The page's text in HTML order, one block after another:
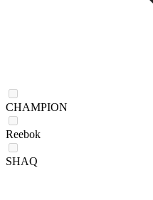
CHAMPION
Reebok
SHAQ